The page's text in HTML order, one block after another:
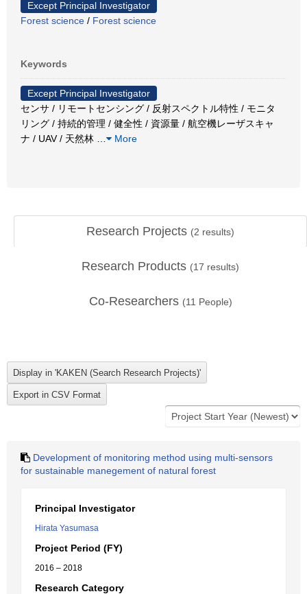
Except Principal Investigator
Forest science / Forest science
Keywords
Except Principal Investigator
センサ / リモートセンシング / 反射スペクトル特性 / モニタ
リング / 持続的管理 / 健全性 / 資源量 / 航空機レーザスキャ
ナ / UAV / 天然林
More
Research Projects (2 results)
Research Products (17 results)
Co-Researchers (11 People)
Development of monitoring method using multi-sensors
for sustainable manegement of natural forest
Principal Investigator
Hirata Yasumasa
Project Period (FY)
2016 – 2018
Research Category